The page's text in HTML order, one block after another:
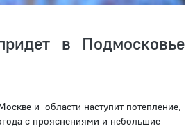
в Подмосковье
и области наступит потепление,
с прояснениями и небольшие